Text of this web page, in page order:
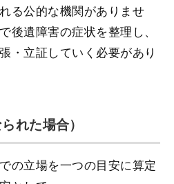
る公的な機関がありませ
後遺障害の症状を整理し、
・立証していく必要があり
れた場合）
の立場を一つの目安に算定